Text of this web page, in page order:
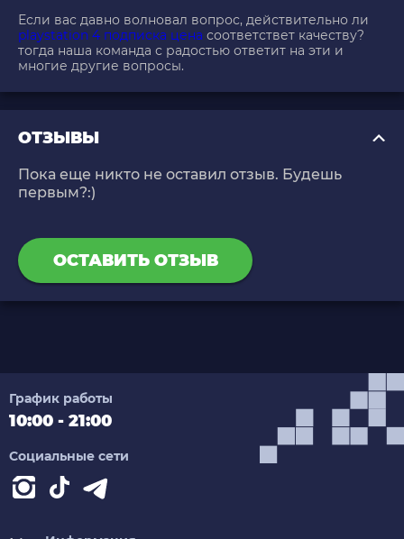
Если вас давно волновал вопрос, действительно ли
playstation 4 подписка цена соответствет качеству?
тогда наша команда с радостью ответит на эти и
многие другие вопросы.
ОТЗЫВЫ
Пока еще никто не оставил отзыв. Будешь
первым?:)
ОСТАВИТЬ ОТЗЫВ
График работы
10:00 - 21:00
Социальные сети